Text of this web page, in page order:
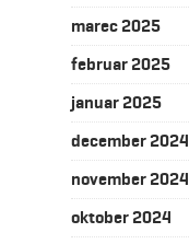
marec 2025
februar 2025
januar 2025
december 2024
november 2024
oktober 2024